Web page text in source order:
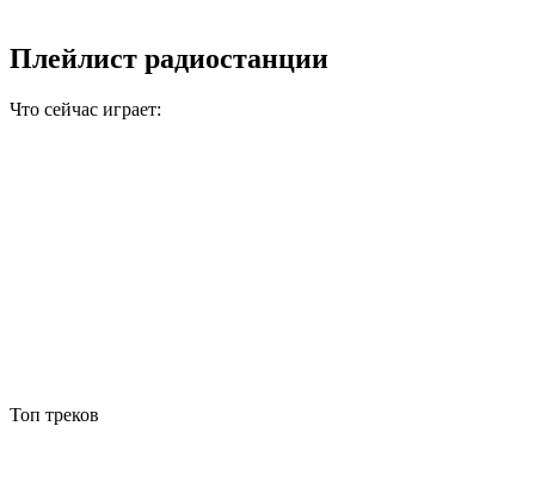
Плейлист радиостанции
Что сейчас играет:
Топ треков